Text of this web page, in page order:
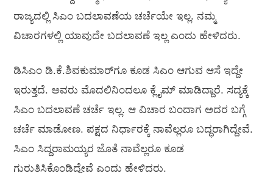
ರಾಜ್ಯದಲ್ಲಿ ಸಿಎಂ ಬದಲಾವಣೆಯ ಚರ್ಚೆಯೇ ಇಲ್ಲ. ನಮ್ಮ
ವಿಚಾರಗಳಲ್ಲಿ ಯಾವುದೇ ಬದಲಾವಣೆ ಇಲ್ಲ ಎಂದು ಹೇಳಿದರು.
ಡಿಸಿಎಂ ಡಿ.ಕೆ.ಶಿವಕುಮಾರ್‌ಗೂ ಕೂಡ ಸಿಎಂ ಆಗುವ ಆಸೆ ಇದ್ದೇ
ಇರುತ್ತದೆ. ಅವರು ಮೊದಲಿನಿಂದಲೂ ಕ್ಲೈಮ್‌ ಮಾಡಿದ್ದಾರೆ. ಸದ್ಯಕ್ಕೆ
ಸಿಎಂ ಬದಲಾವಣೆ ಚರ್ಚೆ ಇಲ್ಲ. ಆ ವಿಚಾರ ಬಂದಾಗ ಅದರ ಬಗ್ಗೆ
ಚರ್ಚೆ ಮಾಡೋಣ. ಪಕ್ಷದ ನಿರ್ಧಾರಕ್ಕೆ ನಾವೆಲ್ಲರೂ ಬದ್ಧರಾಗಿದ್ದೇವೆ.
ಸಿಎಂ ಸಿದ್ದರಾಮಯ್ಯರ ಜೊತೆ ನಾವೆಲ್ಲರೂ ಕೂಡ
ಗುರುತಿಸಿಕೊಂಡಿದ್ದೇವೆ ಎಂದು ಹೇಳಿದರು.